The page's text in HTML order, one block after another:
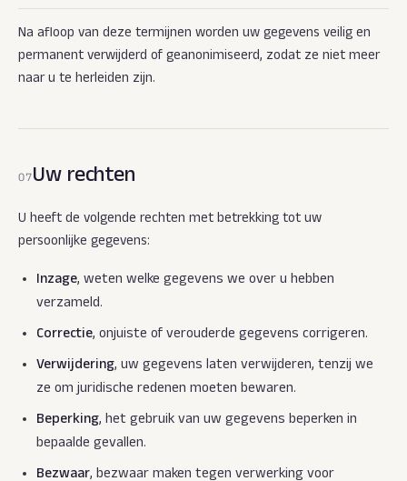
Na afloop van deze termijnen worden uw gegevens veilig en
permanent verwijderd of geanonimiseerd, zodat ze niet meer
naar u te herleiden zijn.
07Uw rechten
U heeft de volgende rechten met betrekking tot uw
persoonlijke gegevens:
Inzage, weten welke gegevens we over u hebben
verzameld.
Correctie, onjuiste of verouderde gegevens corrigeren.
Verwijdering, uw gegevens laten verwijderen, tenzij we
ze om juridische redenen moeten bewaren.
Beperking, het gebruik van uw gegevens beperken in
bepaalde gevallen.
Bezwaar, bezwaar maken tegen verwerking voor